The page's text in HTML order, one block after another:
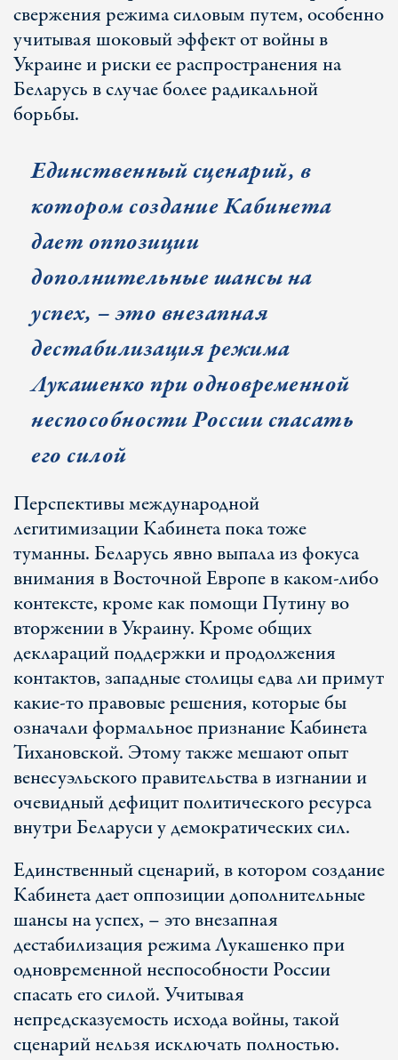
свержения режима силовым путем, особенно
учитывая шоковый эффект от войны в
Украине и риски ее распространения на
Беларусь в случае более радикальной
борьбы.
Единственный сценарий, в
котором создание Кабинета
дает оппозиции
дополнительные шансы на
успех, – это внезапная
дестабилизация режима
Лукашенко при одновременной
неспособности России спасать
его силой
Перспективы международной
легитимизации Кабинета пока тоже
туманны. Беларусь явно выпала из фокуса
внимания в Восточной Европе в каком-либо
контексте, кроме как помощи Путину во
вторжении в Украину. Кроме общих
деклараций поддержки и продолжения
контактов, западные столицы едва ли примут
какие-то правовые решения, которые бы
означали формальное признание Кабинета
Тихановской. Этому также мешают опыт
венесуэльского правительства в изгнании и
очевидный дефицит политического ресурса
внутри Беларуси у демократических сил.
Единственный сценарий, в котором создание
Кабинета дает оппозиции дополнительные
шансы на успех, – это внезапная
дестабилизация режима Лукашенко при
одновременной неспособности России
спасать его силой. Учитывая
непредсказуемость исхода войны, такой
сценарий нельзя исключать полностью.